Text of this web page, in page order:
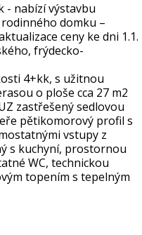
- nabízí výstavbu
domku –
ceny ke dni 1.1.
frýdecko-
4+kk, s užitnou
o ploše cca 27 m2
zastřešený sedlovou
pětikomorový profil s
vstupy z
s kuchyní, prostornou
WC, technickou
topením s tepelným